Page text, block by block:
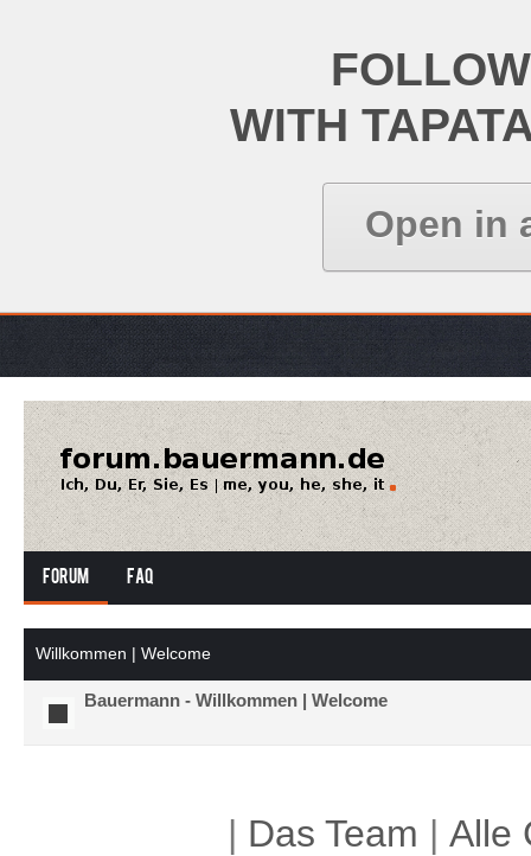
WITH
Open in
Forum FAQ
Willkommen | Welcome
Bauermann - Willkommen | Welcome
| Das Team | Alle